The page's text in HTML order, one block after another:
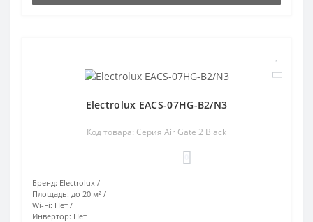
Electrolux EACS-07HG-B2/N3
Код товара: Серия Air Gate 2 Black
Бренд: Electrolux
Площадь: до 20 м²
Wi-Fi: Нет
Инвертор: Нет